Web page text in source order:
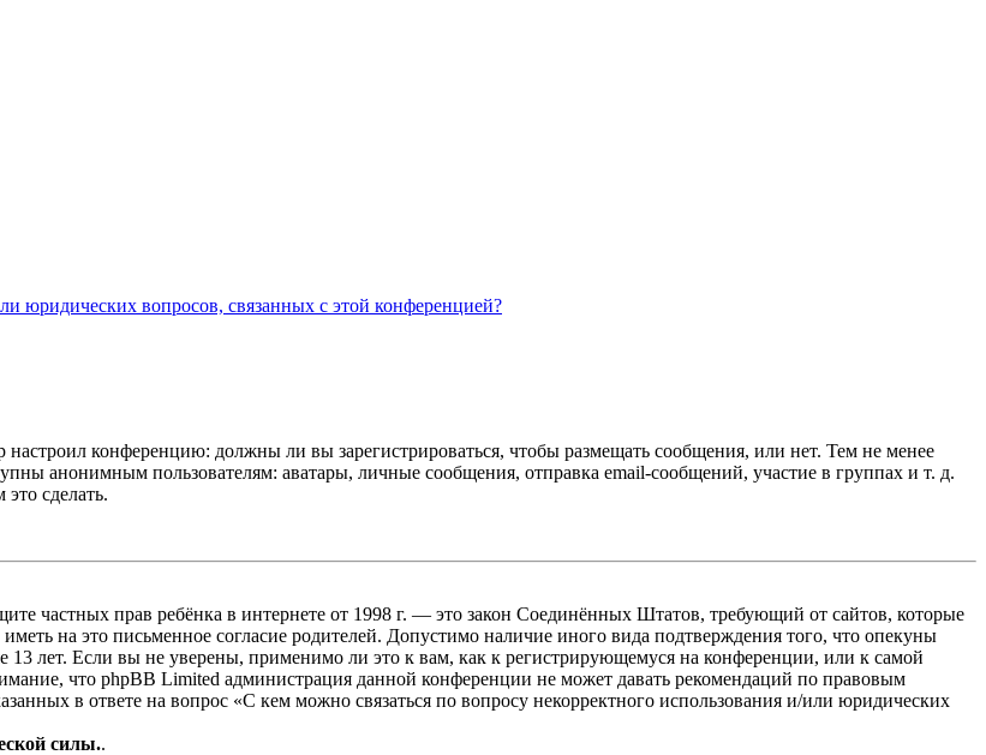
юридических вопросов, связанных с этой конференцией?
настроил конференцию: должны ли вы зарегистрироваться, чтобы размещать сообщения, или нет. Тем не менее
анонимным пользователям: аватары, личные сообщения, отправка email-сообщений, участие в группах и т. д.
сделать.
частных прав ребёнка в интернете от 1998 г. — это закон Соединённых Штатов, требующий от сайтов, которые
на это письменное согласие родителей. Допустимо наличие иного вида подтверждения того, что опекуны
лет. Если вы не уверены, применимо ли это к вам, как к регистрирующемуся на конференции, или к самой
что phpBB Limited администрация данной конференции не может давать рекомендаций по правовым
в ответе на вопрос «С кем можно связаться по вопросу некорректного использования и/или юридических
силы..